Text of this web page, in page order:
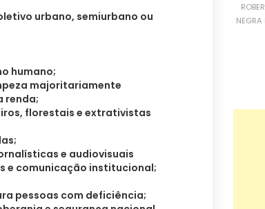
urbano, semiurbano ou
humano;
majoritariamente
renda;
florestais e extrativistas
e audiovisuais
e comunicação institucional;
pessoas com deficiência;
NEGRA